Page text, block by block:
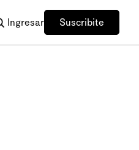
Ingresar Suscribite